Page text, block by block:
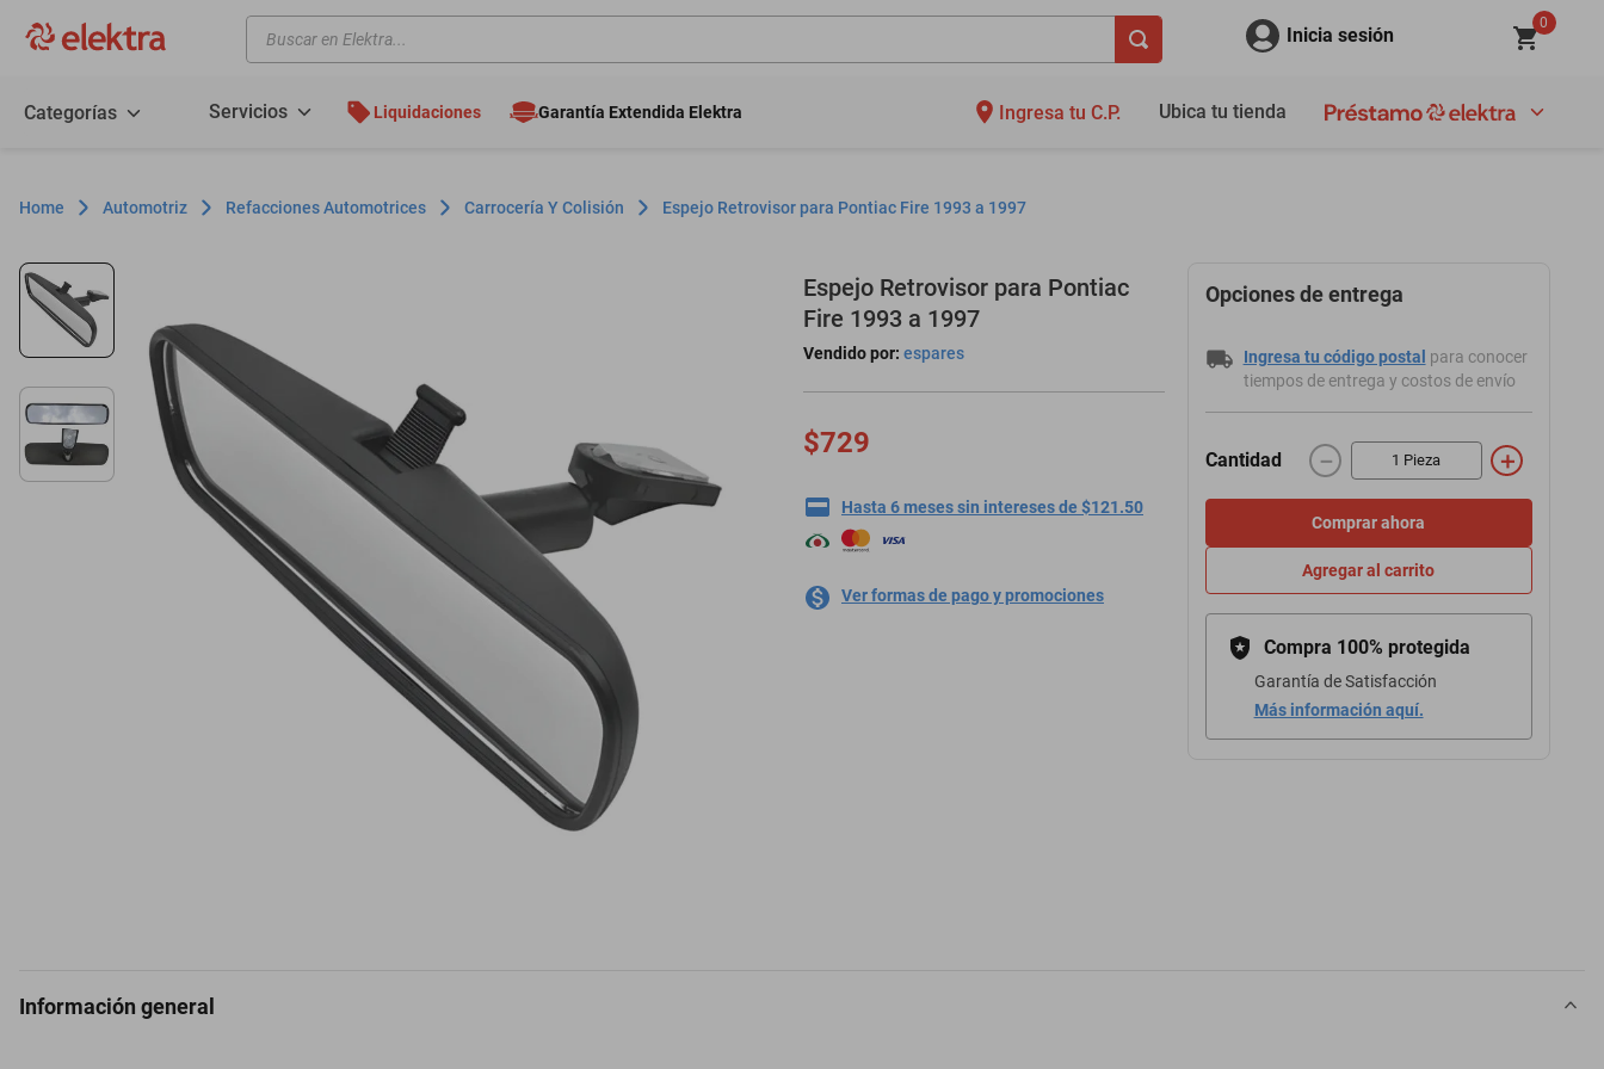
Buscar en Elektra... Inicia sesión
0
Categorías Servicios Liquidaciones Garantía Extendida Elektra Ingresa tu C.P. Ubica tu tienda
Automotriz Refacciones Automotrices Carrocería Y Colisión Espejo Retrovisor para Pontiac Fire 1993 a 1997
Espejo Retrovisor para Pontiac
Fire 1993 a 1997
Vendido por: espares
$729
Hasta 6 meses sin intereses de $121.50
Ver formas de pago y promociones
Opciones de entrega
Ingresa tu código postal para conocer
tiempos de entrega y costos de envío
Cantidad ＋
－
Comprar ahora
Agregar al carrito
Compra 100% protegida
Garantía de Satisfacción
Más información aquí.
Información general
motos
oppo
minisplit